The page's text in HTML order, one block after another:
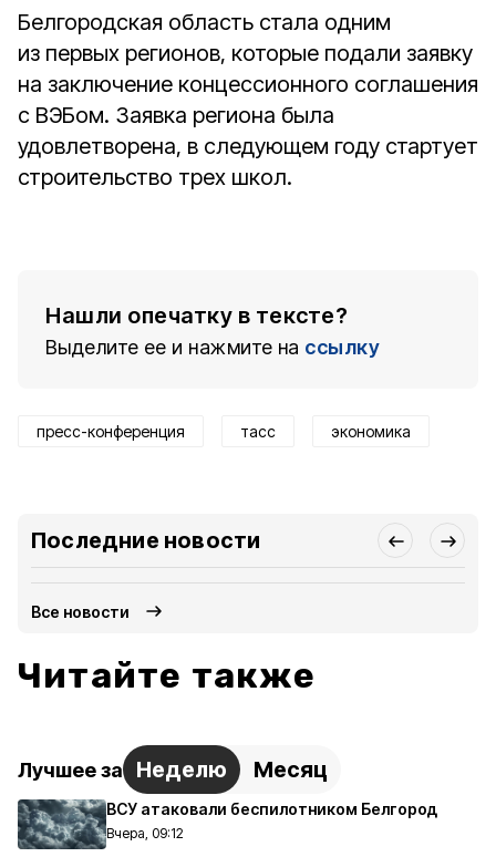
Белгородская область стала одним
из первых регионов, которые подали заявку
на заключение концессионного соглашения
с ВЭБом. Заявка региона была
удовлетворена, в следующем году стартует
строительство трех школ.
Нашли опечатку в тексте?
Выделите ее и нажмите на ссылку
пресс-конференция тасс экономика
Последние новости
Все новости
Читайте также
Лучшее за Неделю Месяц
ВСУ атаковали беспилотником Белгород
Вчера, 09:12